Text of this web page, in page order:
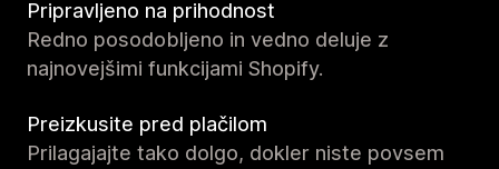
Pripravljeno na prihodnost
Redno posodobljeno in vedno deluje z
najnovejšimi funkcijami Shopify.
Preizkusite pred plačilom
Prilagajajte tako dolgo, dokler niste povsem